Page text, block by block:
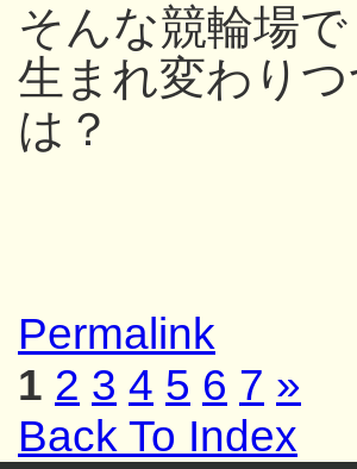
そんな競輪場
生まれ変わり
は？
Permalink
1 2 3 4 5 6 7 »
Back To Index